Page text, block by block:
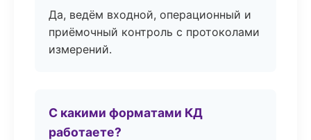
Да, ведём входной, операционный и
приёмочный контроль с протоколами
измерений.
С какими форматами КД
работаете?